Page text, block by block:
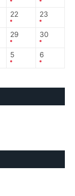
22 23
29 30
5 6